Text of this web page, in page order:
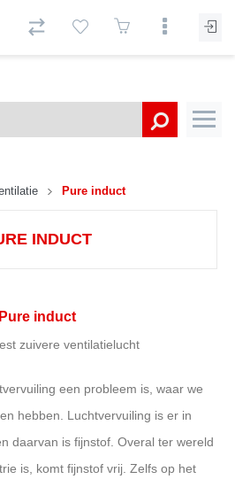
Pure induct
INDUCT
Pure induct
zuivere ventilatielucht
een probleem is, waar we
hebben. Luchtvervuiling is er in
daarvan is fijnstof. Overal ter wereld
is, komt fijnstof vrij. Zelfs op het